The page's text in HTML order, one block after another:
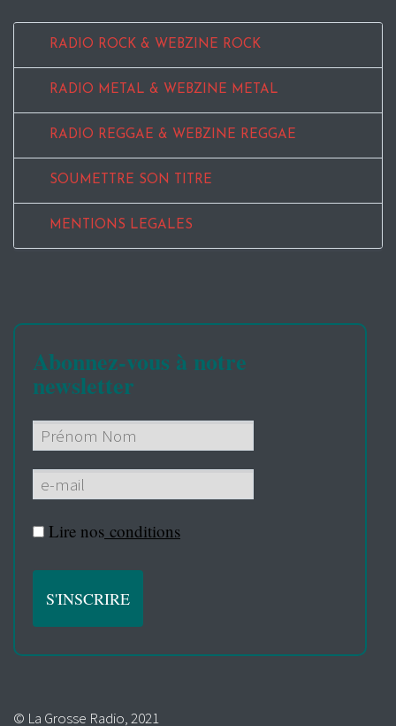
RADIO ROCK & WEBZINE ROCK
RADIO METAL & WEBZINE METAL
RADIO REGGAE & WEBZINE REGGAE
SOUMETTRE SON TITRE
MENTIONS LEGALES
Abonnez-vous à notre
newsletter
Lire nos conditions
© La Grosse Radio, 2021